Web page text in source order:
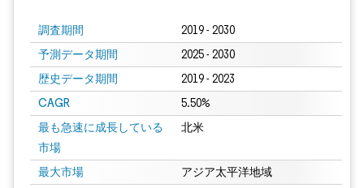
調査期間 2019 - 2030
予測データ期間 2025 - 2030
歴史データ期間 2019 - 2023
CAGR 5.50%
最も急速に成長している
市場
北米
最大市場 アジア太平洋地域